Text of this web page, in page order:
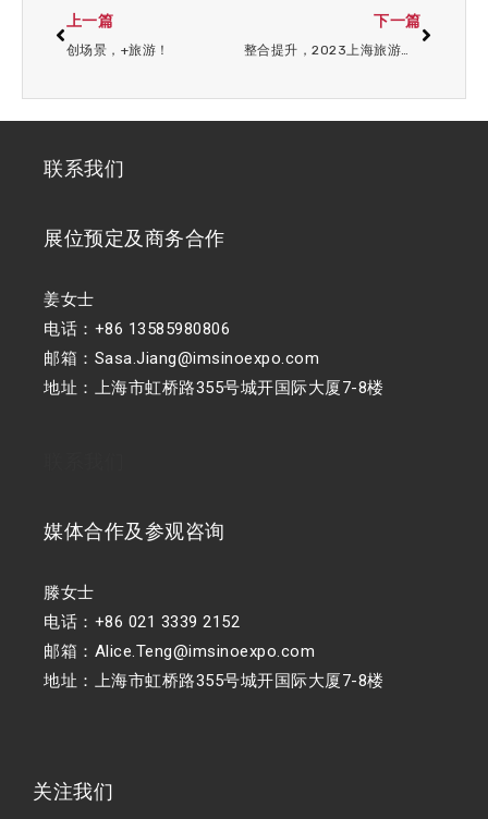
上一篇
创场景，+旅游！
下一篇
联系我们
展位预定及商务合作
姜女士
电话：+86 13585980806
邮箱：Sasa.Jiang@imsinoexpo.com
地址：上海市虹桥路355号城开国际大厦7-8楼
媒体合作及参观咨询
滕女士
电话：+86 021 3339 2152
邮箱：Alice.Teng@imsinoexpo.com
地址：上海市虹桥路355号城开国际大厦7-8楼
关注我们